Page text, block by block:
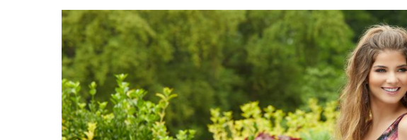
ROCHII
DE
NASA
PERFECTE
–
MISIUNE
USOARA
ALATURI
DE
AVANGARDE
BRIDES